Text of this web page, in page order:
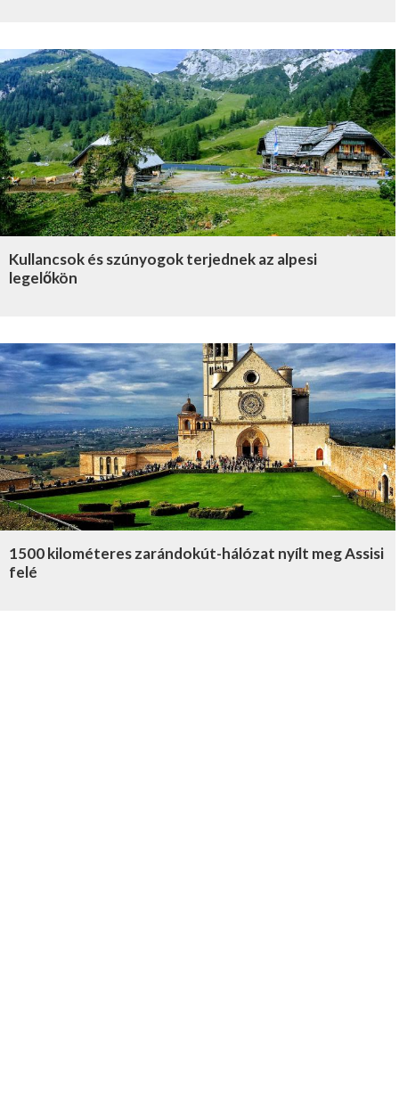
Kullancsok és szúnyogok terjednek az alpesi
legelőkön
1500 kilométeres zarándokút-hálózat nyílt meg Assisi
felé